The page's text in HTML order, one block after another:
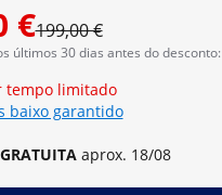
€199,00 €
últimos 30 dias antes do desconto:
tempo limitado
baixo garantido
aprox. 18/08